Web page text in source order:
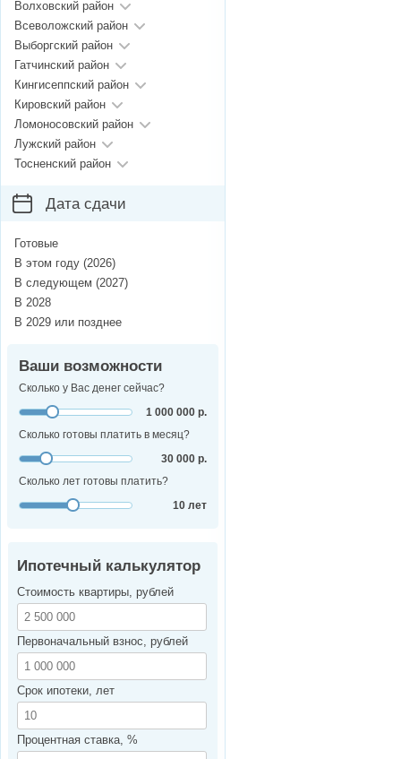
Волховский район
Всеволожский район
Выборгский район
Гатчинский район
Кингисеппский район
Кировский район
Ломоносовский район
Лужский район
Тосненский район
Дата сдачи
Готовые
В этом году (2026)
В следующем (2027)
В 2028
В 2029 или позднее
Ваши возможности
Сколько у Вас денег сейчас?
1 000 000 р.
Сколько готовы платить в месяц?
30 000 р.
Сколько лет готовы платить?
10 лет
Ипотечный калькулятор
Стоимость квартиры, рублей
Первоначальный взнос, рублей
Срок ипотеки, лет
Процентная ставка, %